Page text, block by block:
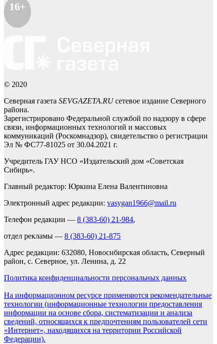
16+
© 2020
Северная газета SEVGAZETA.RUсетевое издание Северного
района.
Зарегистрировано Федеральной службой по надзору в сфере
связи, информационных технологий и массовых
коммуникаций (Роскомнадзор), свидетельство о регистрации
Эл № ФС77-81025 от 30.04.2021 г.
Учредитель ГАУ НСО «Издательский дом «Советская
Сибирь».
Главный редактор: Юркина Елена Валентиновна
Электронный адрес редакции: vasygan1966@mail.ru
Телефон редакции — 8 (383-60) 21-984,
отдел рекламы — 8 (383-60) 21-875
Адрес редакции: 632080, Новосибирская область, Северный
район, с. Северное, ул. Ленина, д. 22
Политика конфиденциальности персональных данных
На информационном ресурсе применяются рекомендательные
технологии (информационные технологии предоставления
информации на основе сбора, систематизации и анализа
сведений, относящихся к предпочтениям пользователей сети
«Интернет», находящихся на территории Российской
Федерации).